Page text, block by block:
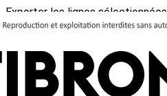
Exporter les lignes sélectionnées
Exporter toutes les colonnes